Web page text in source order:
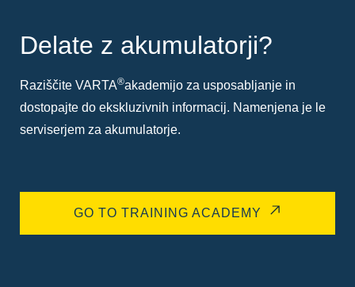
Delate z akumulatorji?
Raziščite VARTA®akademijo za usposabljanje in
dostopajte do ekskluzivnih informacij. Namenjena je le
serviserjem za akumulatorje.
GO TO TRAINING ACADEMY